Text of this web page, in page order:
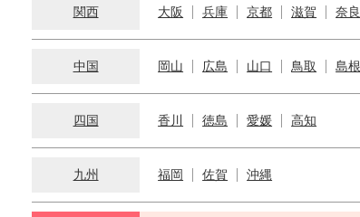
関西 大阪 兵庫 京都 滋賀 奈良
中国 岡山 広島 山口 鳥取 島根
四国 香川 徳島 愛媛 高知
九州 福岡 佐賀 沖縄